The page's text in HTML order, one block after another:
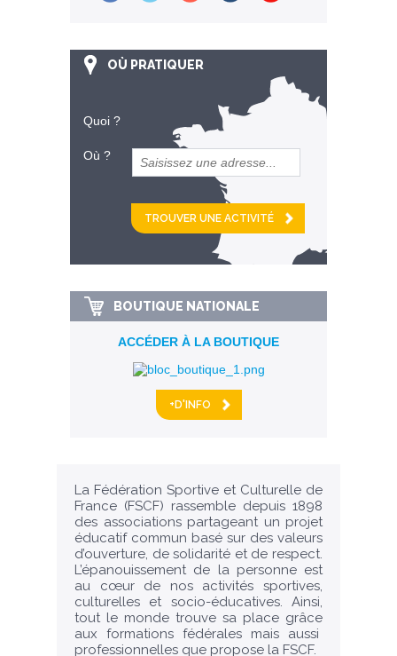
OÙ PRATIQUER
Quoi ?
Où ?
et
km alentour
BOUTIQUE NATIONALE
ACCÉDER À LA BOUTIQUE
+D'INFO
La Fédération Sportive et Culturelle de
France (FSCF) rassemble depuis 1898
des associations partageant un projet
éducatif commun basé sur des valeurs
d’ouverture, de solidarité et de respect.
L’épanouissement de la personne est
au cœur de nos activités sportives,
culturelles et socio-éducatives. Ainsi,
tout le monde trouve sa place grâce
aux formations fédérales mais aussi
professionnelles que propose la FSCF.